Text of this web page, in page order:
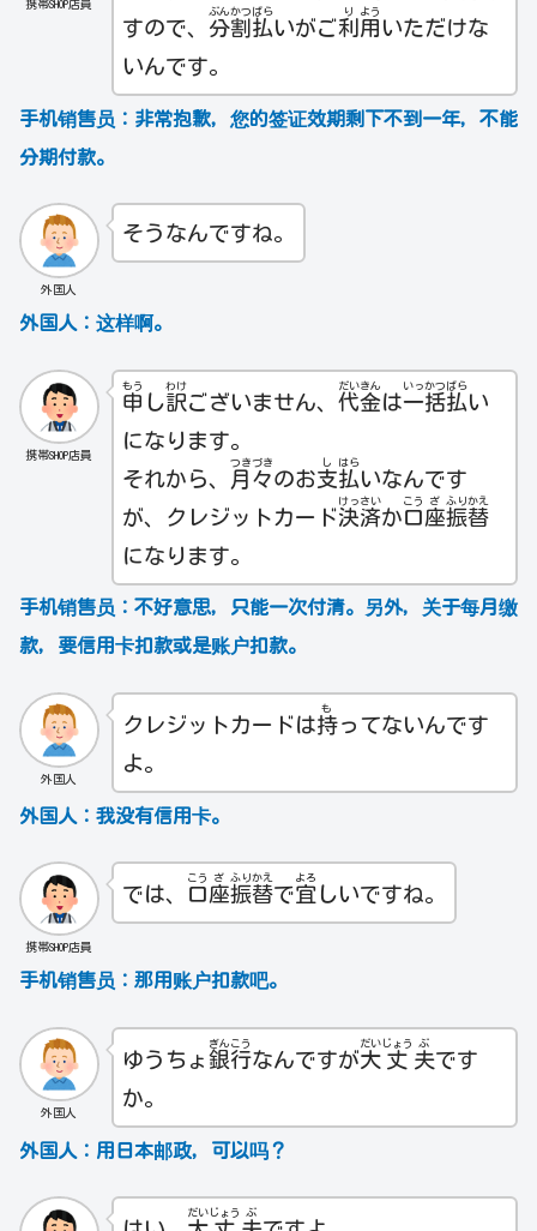
携帯SHOP店員
すので、 分
ぶん
割
かつ
払
ばら
いがご利
り
用
よう
いただけな
いんです。
手机销售员： 非常抱歉，您的签证效期剩下不到一年，不能
分期付款。
外国人
そうなんですね。
外国人： 这样啊。
携帯SHOP店員
申
もう
し訳
わけ
ございません、 代
だい
金
きん
は一
いっ
括
かつ
払
ばら
い
になります。
それから、
月
つき
々
づき
のお支
し
払
はら
いなんです
が、クレジットカード決
けっ
済
さい
か口
こう
座
ざ
振
ふり
替
かえ
になります。
手机销售员： 不好意思，只能一次付清。另外，关于每月缴
款，要信用卡扣款或是账户扣款。
外国人
クレジットカードは持
も
ってないんです
よ。
外国人：我没有信用卡。
携帯SHOP店員
では、 口
こう
座
ざ
振
ふり
替
かえ
で宜
よろ
しいですね。
手机销售员： 那用账户扣款吧。
外国人
ゆうちょ 銀
ぎん
行
こう
なんですが大
だい
丈
じょう
夫
ぶ
です
か。
外国人：用日本邮政，可以吗？
だいじょう ぶ